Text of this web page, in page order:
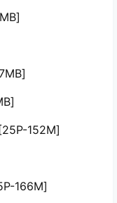
152M]
166M]